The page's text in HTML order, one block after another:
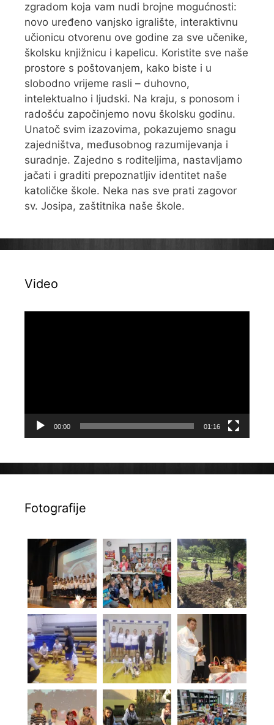
zgradom koja vam nudi brojne mogućnosti:
novo uređeno vanjsko igralište, interaktivnu
učionicu otvorenu ove godine za sve učenike,
školsku knjižnicu i kapelicu. Koristite sve naše
prostore s poštovanjem, kako biste i u
slobodno vrijeme rasli – duhovno,
intelektualno i ljudski. Na kraju, s ponosom i
radošću započinjemo novu školsku godinu.
Unatoč svim izazovima, pokazujemo snagu
zajedništva, međusobnog razumijevanja i
suradnje. Zajedno s roditeljima, nastavljamo
jačati i graditi prepoznatljiv identitet naše
katoličke škole. Neka nas sve prati zagovor
sv. Josipa, zaštitnika naše škole.
Video
00:00 01:16
Fotografije